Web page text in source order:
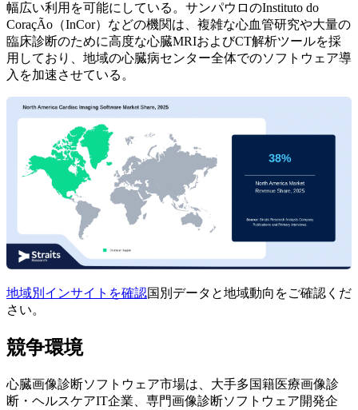
幅広い利用を可能にしている。サンパウロのInstituto do
CoraçÃo（InCor）などの機関は、複雑な心血管研究や大量の
臨床診断のために高度な心臓MRIおよびCT解析ツールを採
用しており、地域の心臓病センター全体でのソフトウェア導
入を加速させている。
地域別インサイトを確認国別データと地域動向をご確認くだ
さい。
競争環境
心臓画像診断ソフトウェア市場は、大手多国籍医療画像診
断・ヘルスケアIT企業、専門画像診断ソフトウェア開発企